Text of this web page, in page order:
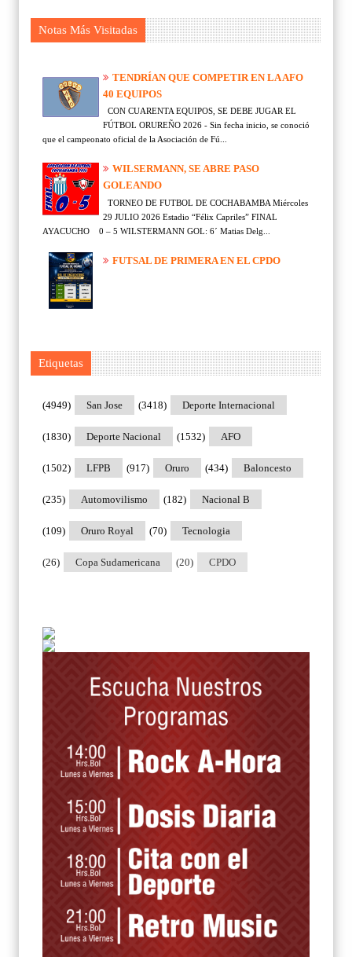
Notas Más Visitadas
TENDRÍAN QUE COMPETIR EN LA AFO
40 EQUIPOS
CON CUARENTA EQUIPOS, SE DEBE JUGAR EL
FÚTBOL ORUREÑO 2026 - Sin fecha inicio, se conoció
que el campeonato oficial de la Asociación de Fú...
WILSERMANN, SE ABRE PASO
GOLEANDO
TORNEO DE FUTBOL DE COCHABAMBA Miércoles
29 JULIO 2026 Estadio “Félix Capriles” FINAL
AYACUCHO 0 – 5 WILSTERMANN GOL: 6´ Matias Delg...
FUTSAL DE PRIMERA EN EL CPDO
Etiquetas
San Jose
(4949) Deporte Internacional
(3418)
Deporte Nacional
(1830) AFO
(1532)
LFPB
(1502) Oruro
(917) Baloncesto
(434)
Automovilismo
(235) Nacional B
(182)
Oruro Royal
(109) Tecnologia
(70)
Copa Sudamericana
(26) CPDO
(20)